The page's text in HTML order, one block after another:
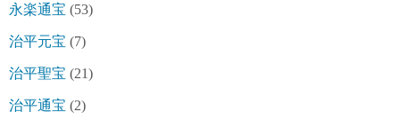
永楽通宝 (53)
治平元宝 (7)
治平聖宝 (21)
治平通宝 (2)